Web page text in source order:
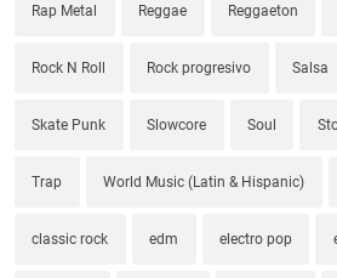
Rap Metal Reggae Reggaeton
Rock N Roll Rock progresivo Salsa
Skate Punk Slowcore Soul
Trap World Music (Latin & Hispanic)
classic rock edm electro pop